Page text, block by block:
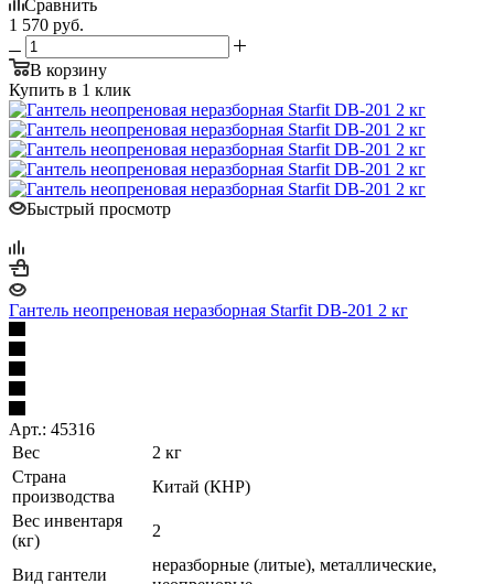
Сравнить
1 570 руб.
В корзину
Купить в 1 клик
Быстрый просмотр
Гантель неопреновая неразборная Starfit DB-201 2 кг
Арт.: 45316
Вес
2 кг
Страна
производства
Китай (КНР)
Вес инвентаря
(кг)
2
Вид гантели
неразборные (литые), металлические,